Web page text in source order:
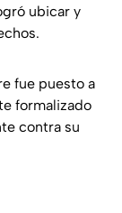
ubicar y
fue puesto a
formalizado
contra su